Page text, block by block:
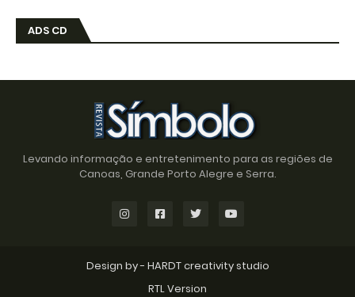
ADS CD
Levando informação e entretenimento para as regiões de
Canoas, Grande Porto Alegre e Serra.
Design by - HARDT creativity studio
RTL Version